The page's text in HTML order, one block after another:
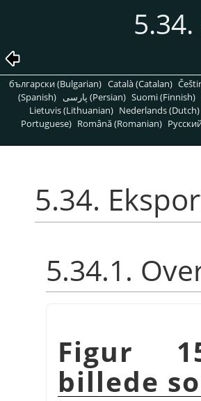
български (Bulgarian) Català (Catalan)
(Spanish)
پارسی (Persian) Suomi (Finnish)
Lietuvis (Lithuanian) Nederlands (Dutch)
Portuguese) Română (Romanian)
5.34.
5.34.1.
Figur
billede